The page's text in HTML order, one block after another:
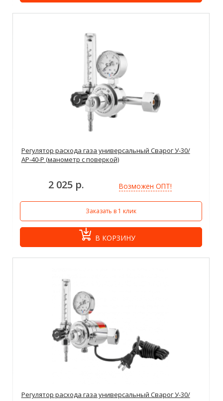
Регулятор расхода газа универсальный Сварог У-30/
АР-40-Р (манометр с поверкой)
2 025 р. Возможен ОПТ!
Заказать в 1 клик
В КОРЗИНУ
Регулятор расхода газа универсальный Сварог У-30/